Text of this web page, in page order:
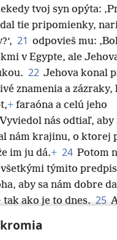
tvoj syn opýta:
tie pripomienky,
21 odpovieš mu:
v Egypte, ale
22 Jehova konal
znamenia a zázraky,
+ faraóna a celú jeho
Vyviedol nás odtiaľ, aby
nám krajinu, o ktorej
im ju dá.+ 24 Potom
týmito
aby sa nám dobre
tak ako je to dnes. 25
nášho Boha, tak ako